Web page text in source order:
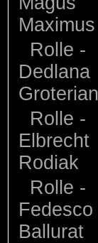
Maximus
Rolle -
Dedlana
Groterian
Rolle -
Elbrecht
Rodiak
Rolle -
Fedesco
Ballurat